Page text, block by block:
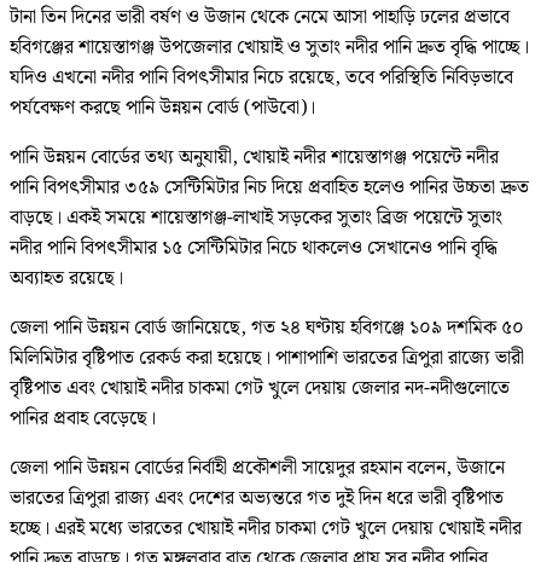
টানা তিন দিনের ভারী বর্ষণ ও উজান থেকে নেমে আসা পাহাড়ি ঢলের প্রভাবে
হবিগঞ্জের শায়েস্তাগঞ্জ উপজেলার খোয়াই ও সুতাং নদীর পানি দ্রুত বৃদ্ধি পাচ্ছে।
যদিও এখনো নদীর পানি বিপৎসীমার নিচে রয়েছে, তবে পরিস্থিতি নিবিড়ভাবে
পর্যবেক্ষণ করছে পানি উন্নয়ন বোর্ড (পাউবো)।
পানি উন্নয়ন বোর্ডের তথ্য অনুযায়ী, খোয়াই নদীর শায়েস্তাগঞ্জ পয়েন্টে নদীর
পানি বিপৎসীমার ৩৫৯ সেন্টিমিটার নিচ দিয়ে প্রবাহিত হলেও পানির উচ্চতা দ্রুত
বাড়ছে। একই সময়ে শায়েস্তাগঞ্জ-লাখাই সড়কের সুতাং ব্রিজ পয়েন্টে সুতাং
নদীর পানি বিপৎসীমার ১৫ সেন্টিমিটার নিচে থাকলেও সেখানেও পানি বৃদ্ধি
অব্যাহত রয়েছে।
জেলা পানি উন্নয়ন বোর্ড জানিয়েছে, গত ২৪ ঘণ্টায় হবিগঞ্জে ১০৯ দশমিক ৫০
মিলিমিটার বৃষ্টিপাত রেকর্ড করা হয়েছে। পাশাপাশি ভারতের ত্রিপুরা রাজ্যে ভারী
বৃষ্টিপাত এবং খোয়াই নদীর চাকমা গেট খুলে দেয়ায় জেলার নদ-নদীগুলোতে
পানির প্রবাহ বেড়েছে।
জেলা পানি উন্নয়ন বোর্ডের নির্বাহী প্রকৌশলী সায়েদুর রহমান বলেন, উজানে
ভারতের ত্রিপুরা রাজ্য এবং দেশের অভ্যন্তরে গত দুই দিন ধরে ভারী বৃষ্টিপাত
হচ্ছে। এরই মধ্যে ভারতের খোয়াই নদীর চাকমা গেট খুলে দেয়ায় খোয়াই নদীর